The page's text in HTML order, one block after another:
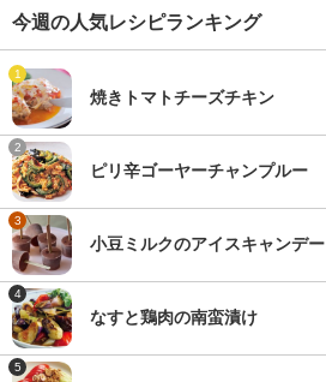
今週の人気レシピランキング
1
焼きトマトチーズチキン
2
ピリ辛ゴーヤーチャンプルー
3
小豆ミルクのアイスキャンデー
4
なすと鶏肉の南蛮漬け
5